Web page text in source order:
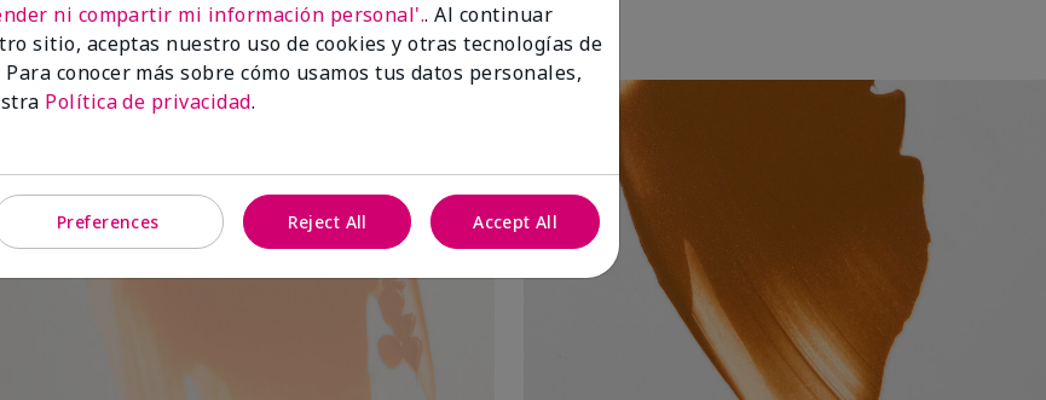
ni compartir mi información personal'.. Al continuar
sitio, aceptas nuestro uso de cookies y otras tecnologías de
conocer más sobre cómo usamos tus datos personales,
Política de privacidad.
Preferences Reject All Accept All